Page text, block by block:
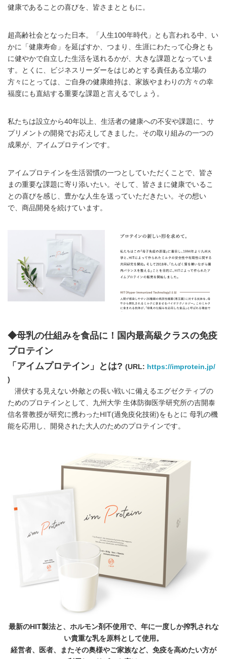
健康であることの喜びを、皆さまとともに。
超高齢社会となった日本。「人生100年時代」とも言われる中、い
かに「健康寿命」を延ばすか、つまり、生涯にわたって心身とも
に健やかで自立した生活を送れるかが、大きな課題となっていま
す。とくに、ビジネスリーダーをはじめとする責任ある立場の
方々にとっては、ご自身の健康維持は、家族やまわりの方々の幸
福度にも直結する重要な課題と言えるでしょう。
私たちは設立から40年以上、生活者の健康への不安や課題に、サ
プリメントの開発でお応えしてきました。その取り組みの一つの
成果が、アイムプロテインです。
アイムプロテインを生活習慣の一つとしていただくことで、皆さ
まの重要な課題に寄り添いたい。そして、皆さまに健康でいるこ
との喜びを感じ、豊かな人生を送っていただきたい。その想い
で、商品開発を続けています。
◆母乳の仕組みを食品に！国内最高級クラスの免疫
プロテイン
「アイムプロテイン」とは? (URL: https://improtein.jp/
)
潜伏する見えない外敵との長い戦いに備えるエグゼクティブの
ためのプロテインとして、九州大学 生体防御医学研究所の吉開泰
信名誉教授が研究に携わったHIT(過免疫化技術)をもとに 母乳の機
能を応用し、開発された大人のためのプロテインです。
最新のHIT製法と、ホルモン剤不使用で、年に一度しか搾乳されな
い貴重な乳を原料として使用。
経営者、医者、またその奥様やご家族など、免疫を高めたい方が